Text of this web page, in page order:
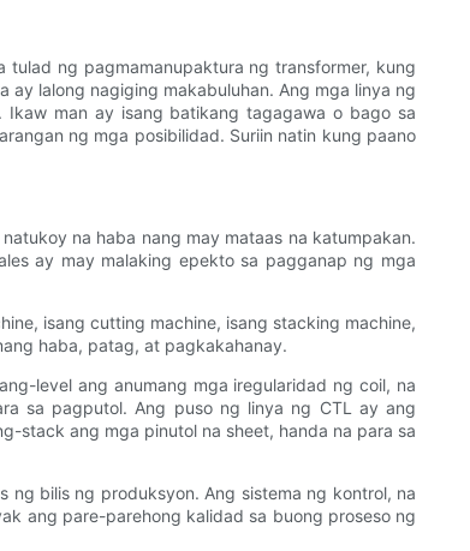
tulad ng pagmamanupaktura ng transformer, kung
lalong nagiging makabuluhan. Ang mga linya ng
man ay isang batikang tagagawa o bago sa
ng mga posibilidad. Suriin natin kung paano
na haba nang may mataas na katumpakan.
ay may malaking epekto sa pagganap ng mga
isang cutting machine, isang stacking machine,
haba, patag, at pagkakahanay.
level ang anumang mga iregularidad ng coil, na
sa pagputol. Ang puso ng linya ng CTL ay ang
stack ang mga pinutol na sheet, handa na para sa
ng bilis ng produksyon. Ang sistema ng kontrol, na
ang pare-parehong kalidad sa buong proseso ng